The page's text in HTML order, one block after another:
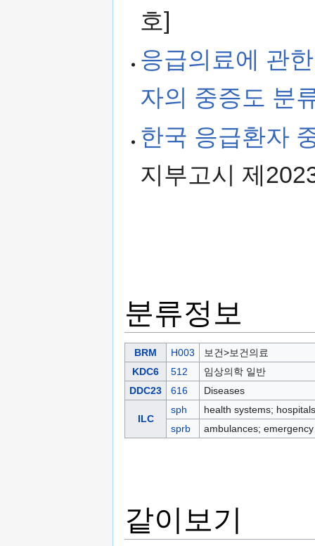
호]
응급의료에 관
자의 중증도 분
한국 응급환자
지부고시 제
분류정보
BRM H003
보건>보건의료
KDC6
512
임상의학 일반
DDC23
616 Diseases
ILC
sph
health systems; hospitals
sprb
ambulances;
같이보기